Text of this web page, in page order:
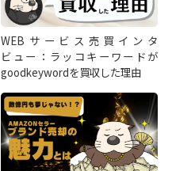
WEBサービス売買インタ
ビュー：ラッコキーワードが
goodkeywordを買収した理由